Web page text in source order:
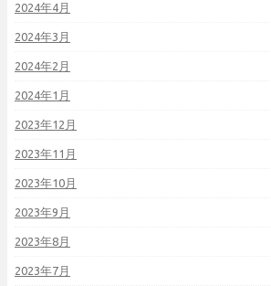
2024年4月
2024年3月
2024年2月
2024年1月
2023年12月
2023年11月
2023年10月
2023年9月
2023年8月
2023年7月